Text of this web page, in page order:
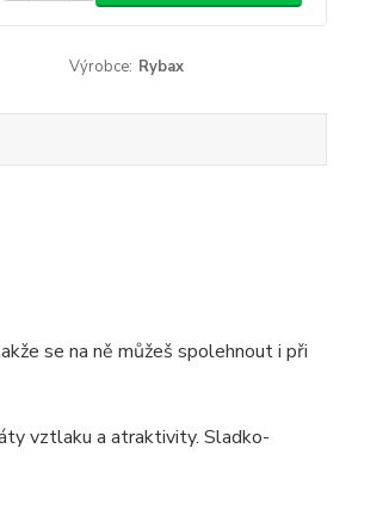
Výrobce: Rybax
se na ně můžeš spolehnout i při
vztlaku a atraktivity. Sladko-